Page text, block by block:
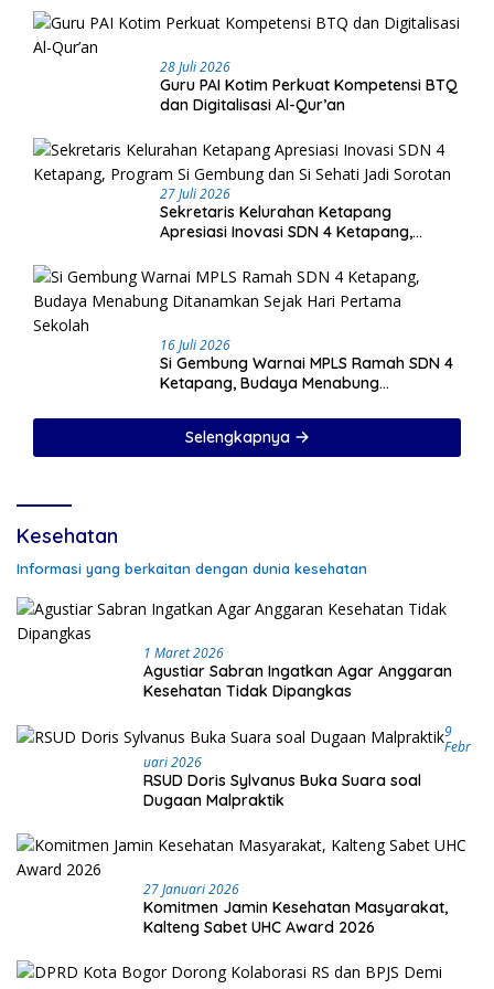
28 Juli 2026
Guru PAI Kotim Perkuat Kompetensi BTQ
dan Digitalisasi Al-Qur’an
27 Juli 2026
Sekretaris Kelurahan Ketapang
Apresiasi Inovasi SDN 4 Ketapang,
Sorotan
16 Juli 2026
Si Gembung Warnai MPLS Ramah SDN 4
Ketapang, Budaya Menabung
Selengkapnya
Kesehatan
Informasi yang berkaitan dengan dunia kesehatan
1 Maret 2026
Agustiar Sabran Ingatkan Agar Anggaran
Kesehatan Tidak Dipangkas
9
Febr
Uari 2026
RSUD Doris Sylvanus Buka Suara soal
Dugaan Malpraktik
27 Januari 2026
Komitmen Jamin Kesehatan Masyarakat,
Kalteng Sabet UHC Award 2026